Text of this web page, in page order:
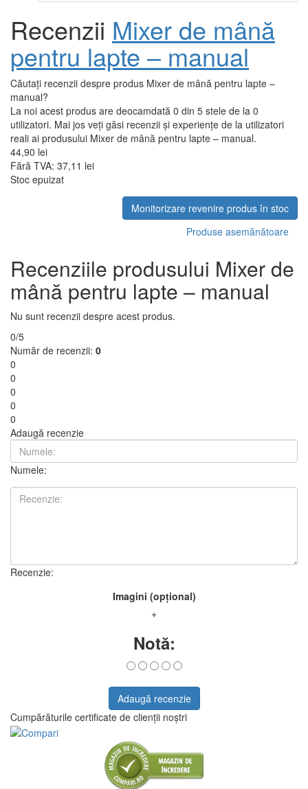
Recenzii Mixer de mână
pentru lapte – manual
Căutați recenzii despre produs Mixer de mână pentru lapte –
manual?
La noi acest produs are deocamdată 0 din 5 stele de la 0
utilizatori. Mai jos veți găsi recenzii și experiențe de la utilizatori
reali ai produsului Mixer de mână pentru lapte – manual.
44,90 lei
Fără TVA: 37,11 lei
Stoc epuizat
Monitorizare revenire produs în stoc
Produse asemănătoare
Recenziile produsului Mixer de
mână pentru lapte – manual
Nu sunt recenzii despre acest produs.
0/5
Număr de recenzii: 0
0
0
0
0
0
Adaugă recenzie
Numele:
Recenzie:
Imagini (opțional)
+
Notă:
Adaugă recenzie
Cumpărăturile certificate de clienții noștri